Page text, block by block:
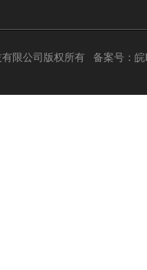
有限公司版权所有 备案号：